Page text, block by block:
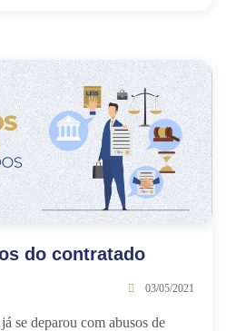
do contratado
03/05/2021
se deparou com abusos de